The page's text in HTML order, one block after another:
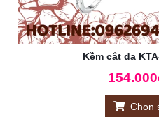
Kềm cắt da
Chọn